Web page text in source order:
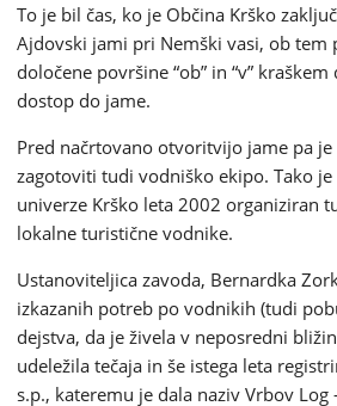
To je bil čas, ko je Občina Krško
Ajdovski jami pri Nemški vasi, ob tem
določene površine “ob” in “v”
dostop do jame.
Pred načrtovano otvoritvijo jame pa
zagotoviti tudi vodniško ekipo. Tako
univerze Krško leta 2002 organiziran
lokalne turistične vodnike.
Ustanoviteljica zavoda, Bernardka
izkazanih potreb po vodnikih (tudi
dejstva, da je živela v neposredni
udeležila tečaja in še istega leta
s.p., kateremu je dala naziv Vrbov Log